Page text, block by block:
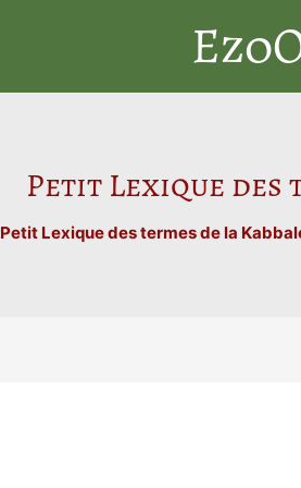
Petit Lexique des
Petit Lexique des termes de la